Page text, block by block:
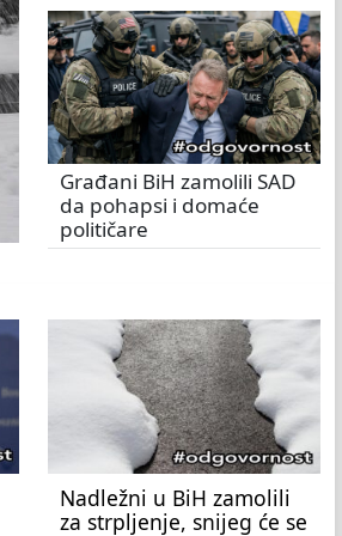
Građani BiH zamolili SAD
da pohapsi i domaće
političare
Nadležni u BiH zamolili
za strpljenje, snijeg će se